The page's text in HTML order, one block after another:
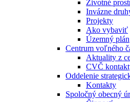
Životné
Invázne
Projekty
Ako vybaviť
Územný plán
Centrum voľného
Aktuality z
CVČ
Oddelenie
Kontakty
Spoločný obecný